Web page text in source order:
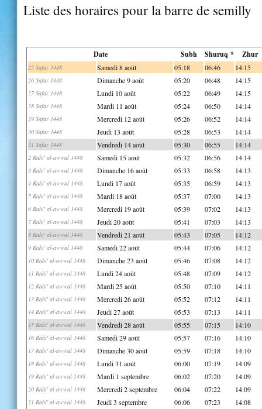
Liste des horaires pour la barre de semilly
Date Subh Shuruq * Zhur
25 Safar 1448 Samedi 8 août 05:18 06:46 14:15
26 Safar 1448 Dimanche 9 août 05:20 06:48 14:15
27 Safar 1448 Lundi 10 août 05:22 06:49 14:15
28 Safar 1448 Mardi 11 août 05:24 06:50 14:14
29 Safar 1448 Mercredi 12 août 05:26 06:52 14:14
30 Safar 1448 Jeudi 13 août 05:28 06:53 14:14
31 Safar 1448 Vendredi 14 août 05:30 06:55 14:14
2 Rabi' al-awwal 1448 Samedi 15 août 05:32 06:56 14:14
3 Rabi' al-awwal 1448 Dimanche 16 août 05:33 06:58 14:13
4 Rabi' al-awwal 1448 Lundi 17 août 05:35 06:59 14:13
5 Rabi' al-awwal 1448 Mardi 18 août 05:37 07:00 14:13
6 Rabi' al-awwal 1448 Mercredi 19 août 05:39 07:02 14:13
7 Rabi' al-awwal 1448 Jeudi 20 août 05:41 07:03 14:13
8 Rabi' al-awwal 1448 Vendredi 21 août 05:43 07:05 14:12
9 Rabi' al-awwal 1448 Samedi 22 août 05:44 07:06 14:12
10 Rabi' al-awwal 1448 Dimanche 23 août 05:46 07:08 14:12
11 Rabi' al-awwal 1448 Lundi 24 août 05:48 07:09 14:12
12 Rabi' al-awwal 1448 Mardi 25 août 05:50 07:10 14:11
13 Rabi' al-awwal 1448 Mercredi 26 août 05:52 07:12 14:11
14 Rabi' al-awwal 1448 Jeudi 27 août 05:53 07:13 14:11
15 Rabi' al-awwal 1448 Vendredi 28 août 05:55 07:15 14:10
16 Rabi' al-awwal 1448 Samedi 29 août 05:57 07:16 14:10
17 Rabi' al-awwal 1448 Dimanche 30 août 05:59 07:18 14:10
18 Rabi' al-awwal 1448 Lundi 31 août 06:00 07:19 14:09
19 Rabi' al-awwal 1448 Mardi 1 septembre 06:02 07:20 14:09
20 Rabi' al-awwal 1448 Mercredi 2 septembre 06:04 07:22 14:09
21 Rabi' al-awwal 1448 Jeudi 3 septembre 06:06 07:23 14:08